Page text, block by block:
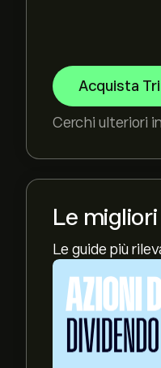
Acquista
Cerchi ulteriori
Le migliori
Le guide più